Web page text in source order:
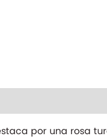
por una rosa